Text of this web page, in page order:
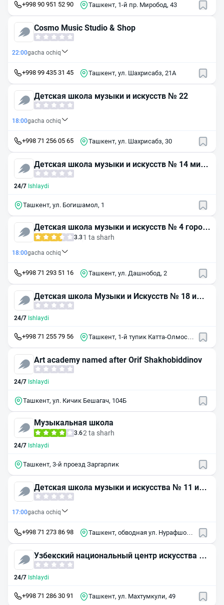
+998 90 951 52 90 Ташкент, 1-й пр. Миробод, 43
Cosmo Music Studio & Shop
22:00gacha ochiq
+998 99 435 31 45 Ташкент, ул. Шахрисабз, 21A
Детская школа музыки и искусств № 22
18:00gacha ochiq
+998 71 256 05 65 Ташкент, ул. Шахрисабз, 30
Детская школа музыки и искусств № 14 мирз
о-улугбекского района
24/7 Ishlaydi
Ташкент, ул. Богишамол, 1
Детская школа музыки и искусств № 4 город
а Ташкента3.3 1 ta sharh
18:00gacha ochiq
+998 71 293 51 16 Ташкент, ул. Дашнобод, 2
Детская школа Музыки и Искусств № 18 им.
П. И. Чайковского
24/7 Ishlaydi
+998 71 255 79 56
Ташкент, 1-й тупик Катта-Олмос,
Art academy named after Orif Shakhobiddinov
24/7 Ishlaydi
Ташкент, ул. Кичик Бешагач, 104Б
Музыкальная школа
3.62 ta sharh
24/7 Ishlaydi
Ташкент, 3-й проезд Заргарлик
Детская школа музыки и искусства № 11 им.
Мухтара Ашрафи
17:00gacha ochiq
+998 71 273 86 98
Ташкент, обводная ул. Нурафшон,
Узбекский национальный центр искусства М
аком
24/7 Ishlaydi
+998 71 286 30 91 Ташкент, ул. Махтумкули, 49